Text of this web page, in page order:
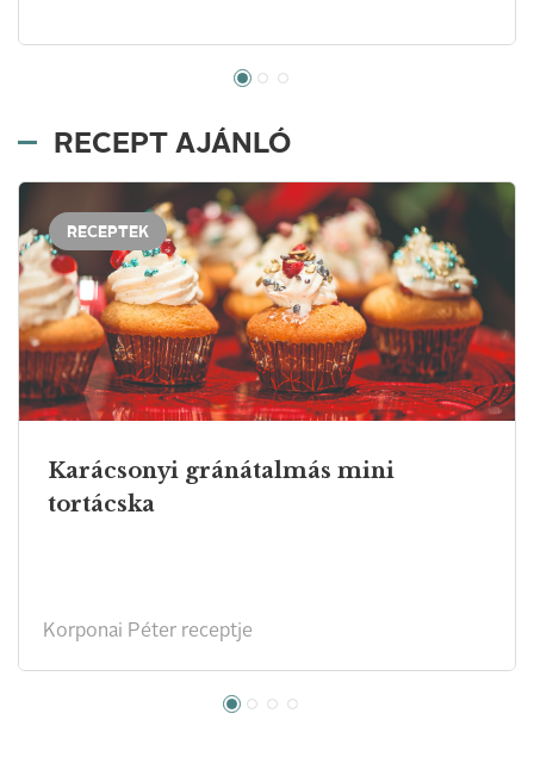
RECEPT AJÁNLÓ
RECEPTEK
Karácsonyi gránátalmás mini
tortácska
Korponai Péter receptje